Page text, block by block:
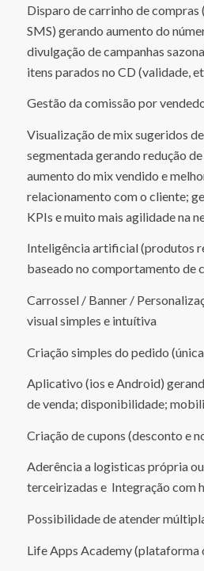
Disparo de carrinho de compras
SMS) gerando aumento do
divulgação de campanhas
itens parados no CD (validade,
Gestão da comissão por
Visualização de mix sugeridos
segmentada gerando redução
aumento do mix vendido e
relacionamento com o cliente;
KPIs e muito mais agilidade na
Inteligência artificial (produtos
baseado no comportamento de
Carrossel / Banner /
visual simples e intuítiva
Criação simples do pedido
Aplicativo (ios e Android)
de venda; disponibilidade;
Criação de cupons (desconto e
Aderência a logisticas própria
terceirizadas e Integração com
Possibilidade de atender
Life Apps Academy (plataforma